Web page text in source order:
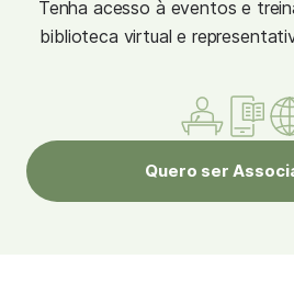
Tenha acesso à eventos e
biblioteca virtual e
Quero ser